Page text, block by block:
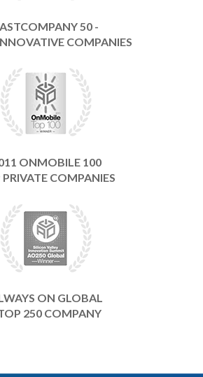
50 -
COMPANIES
ONMOBILE 100
COMPANIES
ON GLOBAL
250 COMPANY